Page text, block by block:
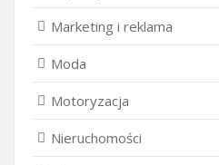
Marketing i reklama
Moda
Motoryzacja
Nieruchomości